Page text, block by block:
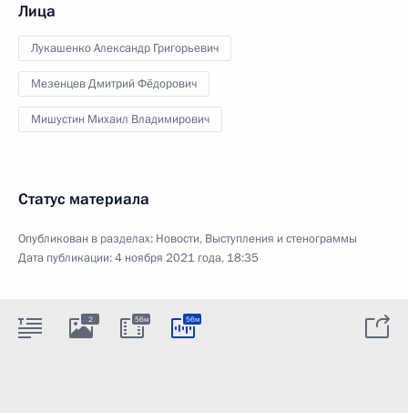
Лица
Лукашенко Александр Григорьевич
Мезенцев Дмитрий Фёдорович
Мишустин Михаил Владимирович
Статус материала
Опубликован в разделах: Новости, Выступления и стенограммы
Дата публикации:4 ноября 2021 года, 18:35
2 56м 56м